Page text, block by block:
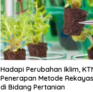
Hadapi Perubahan Iklim,
Penerapan Metode
di Bidang Pertanian